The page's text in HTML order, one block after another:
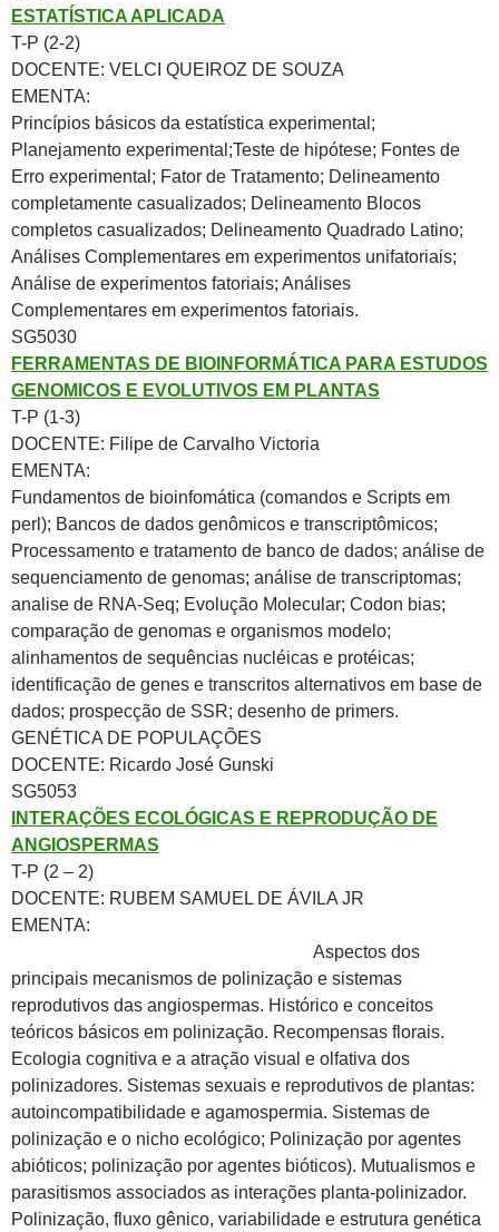
ESTATÍSTICA APLICADA
T-P (2-2)
DOCENTE: VELCI QUEIROZ DE SOUZA
EMENTA:
Princípios básicos da estatística experimental;
Planejamento experimental;Teste de hipótese; Fontes de
Erro experimental; Fator de Tratamento; Delineamento
completamente casualizados; Delineamento Blocos
completos casualizados; Delineamento Quadrado Latino;
Análises Complementares em experimentos unifatoriais;
Análise de experimentos fatoriais; Análises
Complementares em experimentos fatoriais.
SG5030
FERRAMENTAS DE BIOINFORMÁTICA PARA ESTUDOS
GENOMICOS E EVOLUTIVOS EM PLANTAS
T-P (1-3)
DOCENTE: Filipe de Carvalho Victoria
EMENTA:
Fundamentos de bioinfomática (comandos e Scripts em
perl); Bancos de dados genômicos e transcriptômicos;
Processamento e tratamento de banco de dados; análise de
sequenciamento de genomas; análise de transcriptomas;
analise de RNA-Seq; Evolução Molecular; Codon bias;
comparação de genomas e organismos modelo;
alinhamentos de sequências nucléicas e protéicas;
identificação de genes e transcritos alternativos em base de
dados; prospecção de SSR; desenho de primers.
GENÉTICA DE POPULAÇÕES
DOCENTE: Ricardo José Gunski
SG5053
INTERAÇÕES ECOLÓGICAS E REPRODUÇÃO DE
ANGIOSPERMAS
T-P (2 – 2)
DOCENTE: RUBEM SAMUEL DE ÁVILA JR
EMENTA:
Aspectos dos
principais mecanismos de polinização e sistemas
reprodutivos das angiospermas. Histórico e conceitos
teóricos básicos em polinização. Recompensas florais.
Ecologia cognitiva e a atração visual e olfativa dos
polinizadores. Sistemas sexuais e reprodutivos de plantas:
autoincompatibilidade e agamospermia. Sistemas de
polinização e o nicho ecológico; Polinização por agentes
abióticos; polinização por agentes bióticos). Mutualismos e
parasitismos associados as interações planta-polinizador.
Polinização, fluxo gênico, variabilidade e estrutura genética